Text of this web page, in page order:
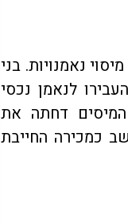
נאמנויות. בני
לנאמן נכסי
דחתה את
כמכירה החייבת